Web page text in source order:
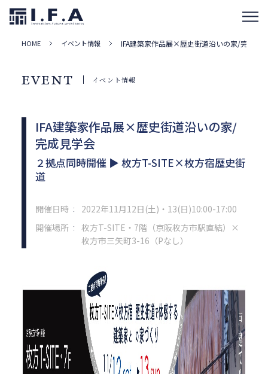
HOME イベント情報 IFA建築家作品展×歴史街道沿いの家/完成見
EVENT イベント情報
IFA建築家作品展×歴史街道沿いの家/
完成見学会
２拠点同時開催 ▶ 枚方T-SITE×枚方宿歴史街
道
開催日時 ：
2022年11月12日(土)・13(日)10:00-17:00
開催場所 ：
枚方T-SITE・7階（京阪枚方市駅直結）×
枚方市三矢町3-16（Pなし）